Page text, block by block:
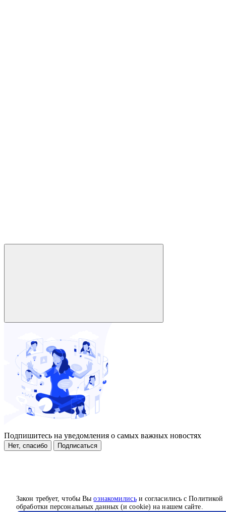
Закон требует, чтобы Выознакомилисьи согласились с Политикой
обработки персональных данных (и cookie) на нашем сайте.
Подпишитесь на уведомления о самых важных новостях
Нет, спасибо Подписаться